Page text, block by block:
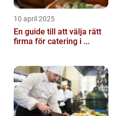
10 april 2025
En guide till att välja rätt
firma för catering i ...